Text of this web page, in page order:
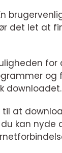
det let at
for
og
downloadet.
til at
kan nyde